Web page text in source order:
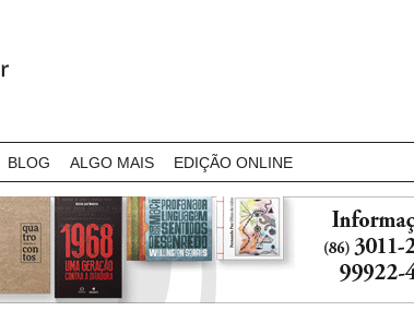
BLOG ALGO MAIS EDIÇÃO ONLINE